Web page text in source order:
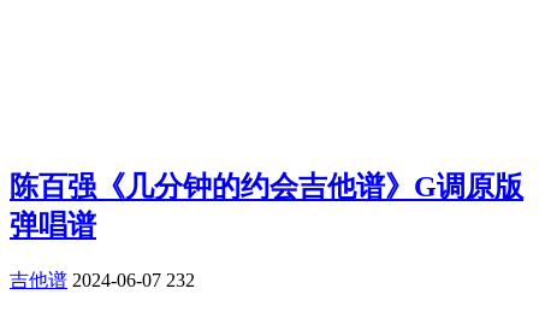
陈百强《几分钟的约会吉他谱》G调原版
弹唱谱
吉他谱 2024-06-07 232